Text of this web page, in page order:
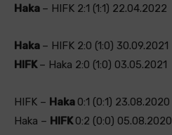
Haka – HIFK 2:1 (1:1) 22.04.2022
Haka – HIFK 2:0 (1:0) 30.09.2021
HIFK– Haka 2:0 (1:0) 03.05.2021
HIFK – Haka 0:1 (0:1) 23.08.2020
Haka – HIFK0:2 (0:0) 05.08.2020